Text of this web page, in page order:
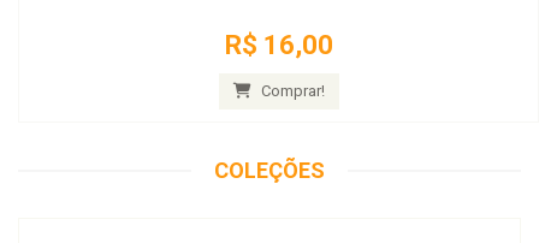
R$ 16,00
Comprar!
COLEÇÕES